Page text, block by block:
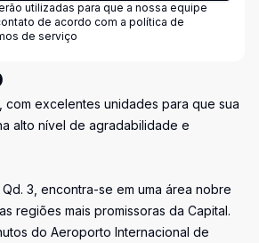
utilizadas para que a nossa equipe
de acordo com a política de
de serviço
com excelentes unidades para que sua
alto nível de agradabilidade e
3, encontra-se em uma área nobre
regiões mais promissoras da Capital.
do Aeroporto Internacional de